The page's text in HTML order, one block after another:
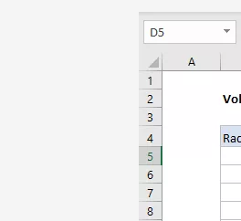
Глоссарий
Горячие
клавиши
Уроки
Новости
Сводная